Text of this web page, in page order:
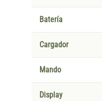
Batería
Cargador
Mando
Display